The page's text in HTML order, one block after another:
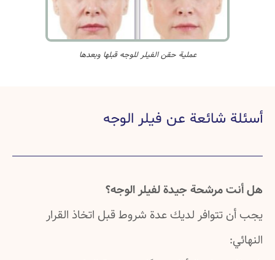
عملية حقن الفيلر للوجه قبلها وبعدها
شائعة عن فيلر الوجه
مرشحة جيدة لفيلر الوجه؟
لديك عدة شروط قبل اتخاذ القرار